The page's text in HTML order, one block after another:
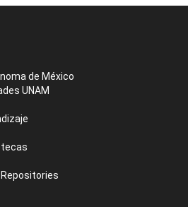
de México
UNAM